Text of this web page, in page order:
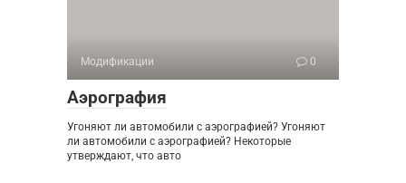
Модификации 0
Аэрография
Угоняют ли автомобили с аэрографией? Угоняют
ли автомобили с аэрографией? Некоторые
утверждают, что авто